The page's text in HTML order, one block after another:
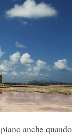
anche quando